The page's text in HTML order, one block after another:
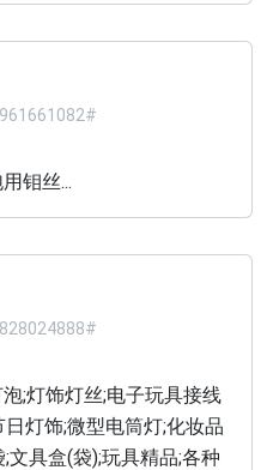
钼丝...
;灯饰灯丝;电子玩具接线
灯饰;微型电筒灯;化妆品
文具盒(袋);玩具精品;各种